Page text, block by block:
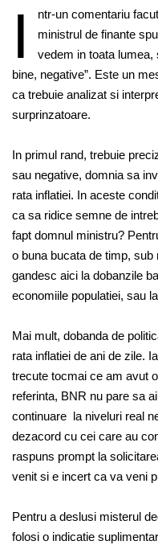
I
ntr-un comentariu
ministrul de finante
vedem in toata
bine, negative”. Este un
ca trebuie analizat si
surprinzatoare.
In primul rand, trebuie
sau negative, domnia sa
rata inflatiei. In aceste
ca sa ridice semne de
fapt domnul ministru?
o buna bucata de timp,
gandesc aici la dobanzile
economiile populatiei, sau
Mai mult, dobanda de
rata inflatiei de ani de zile.
trecute tocmai ce am avut
referinta, BNR nu pare sa
continuare la niveluri real
dezacord cu cei care au
raspuns prompt la
venit si e incert ca va veni
Pentru a deslusi misterul
folosi o indicatie